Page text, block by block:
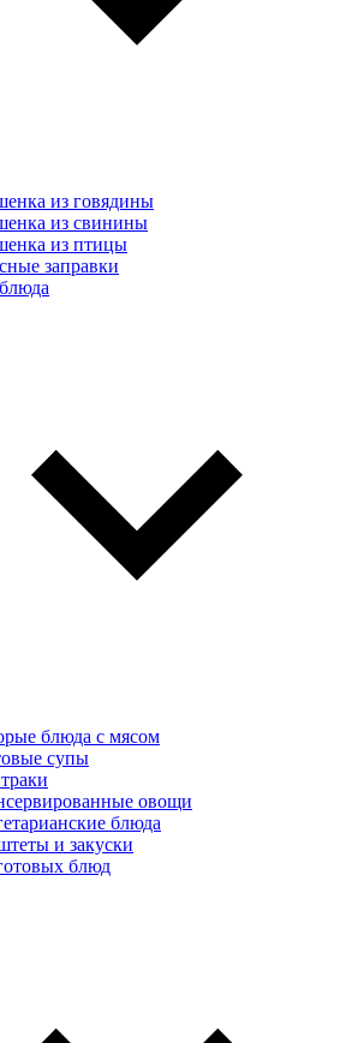
из говядины
из свинины
из птицы
заправки
блюда с мясом
супы
овощи
блюда
и закуски
блюд